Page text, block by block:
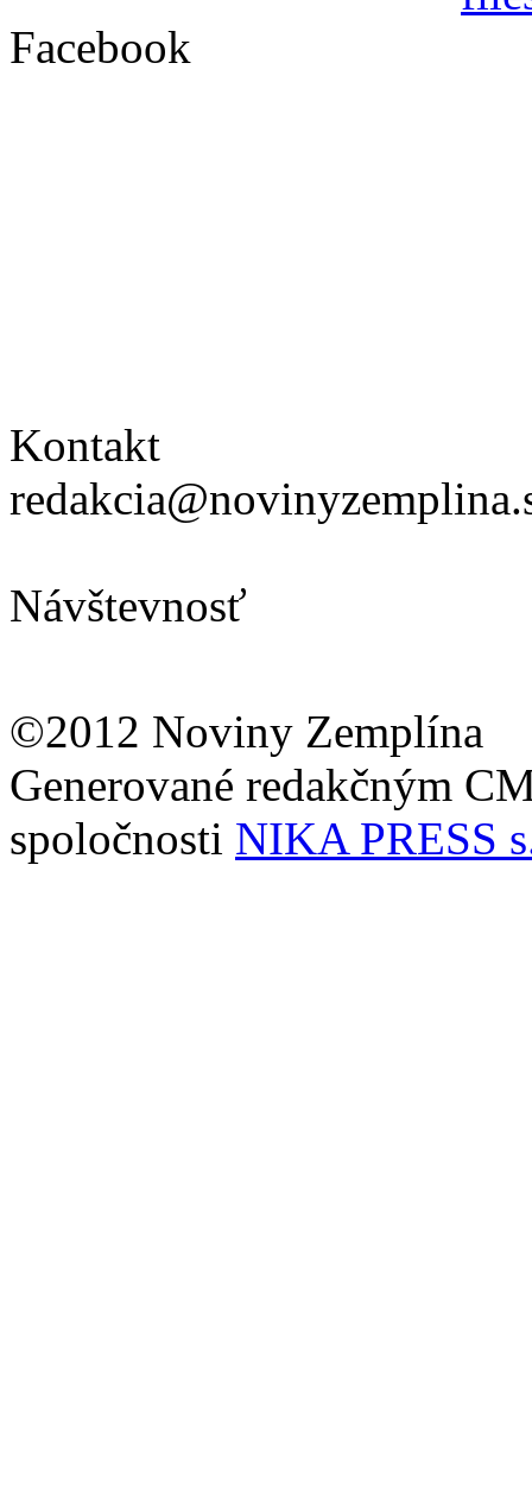
Facebook
Kontakt
Návštevnosť
©2012 Noviny Zemplína
Generované redakčným
spoločnosti NIKA PRESS